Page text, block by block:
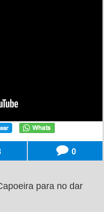
0
para no dar